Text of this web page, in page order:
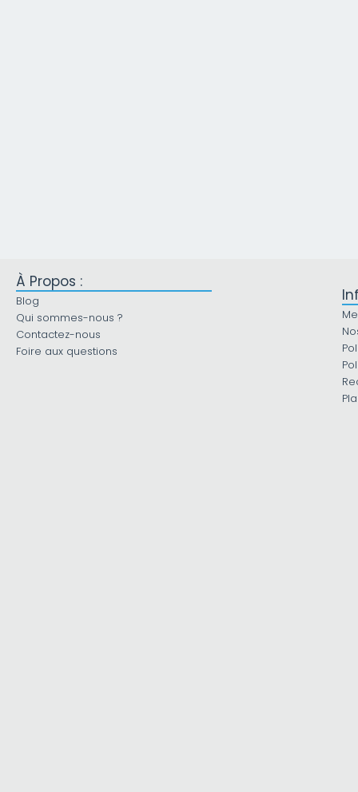
À Propos :
Blog
Qui sommes-nous ?
Contactez-nous
Foire aux questions